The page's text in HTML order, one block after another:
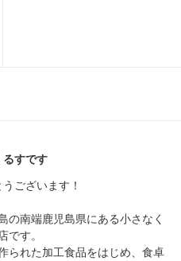
るすです
ございます！
の南端鹿児島県にある小さなく
です。
られた加工食品をはじめ、食卓